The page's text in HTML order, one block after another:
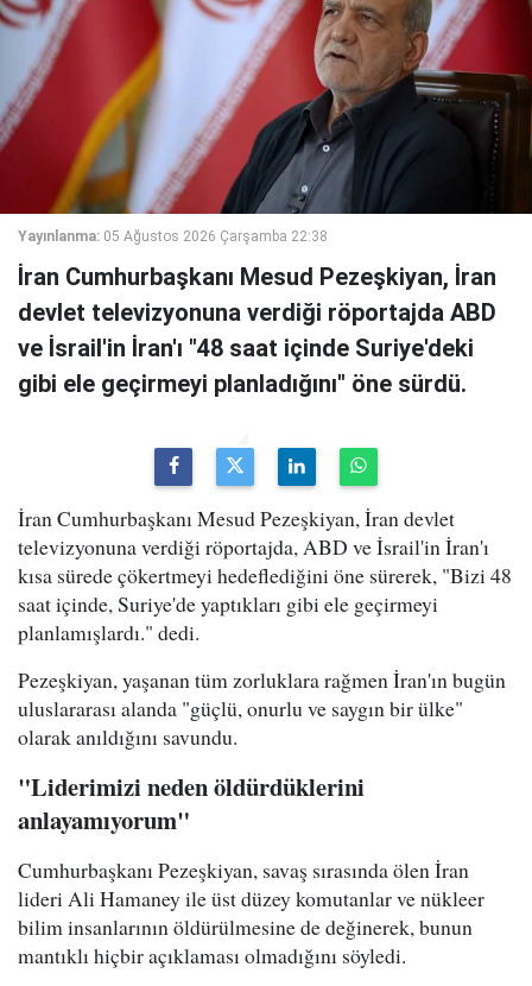
Yayınlanma: 05 Ağustos 2026 Çarşamba 22:38
İran Cumhurbaşkanı Mesud Pezeşkiyan, İran
devlet televizyonuna verdiği röportajda ABD
ve İsrail'in İran'ı "48 saat içinde Suriye'deki
gibi ele geçirmeyi planladığını" öne sürdü.
İran Cumhurbaşkanı Mesud Pezeşkiyan, İran devlet
televizyonuna verdiği röportajda, ABD ve İsrail'in İran'ı
kısa sürede çökertmeyi hedeflediğini öne sürerek, "Bizi 48
saat içinde, Suriye'de yaptıkları gibi ele geçirmeyi
planlamışlardı." dedi.
Pezeşkiyan, yaşanan tüm zorluklara rağmen İran'ın bugün
uluslararası alanda "güçlü, onurlu ve saygın bir ülke"
olarak anıldığını savundu.
"Liderimizi neden öldürdüklerini
anlayamıyorum"
Cumhurbaşkanı Pezeşkiyan, savaş sırasında ölen İran
lideri Ali Hamaney ile üst düzey komutanlar ve nükleer
bilim insanlarının öldürülmesine de değinerek, bunun
mantıklı hiçbir açıklaması olmadığını söyledi.